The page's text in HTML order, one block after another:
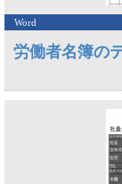
Word
労働者名簿の